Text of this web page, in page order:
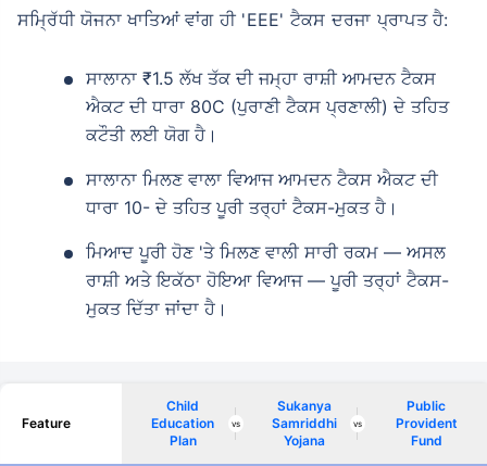
ਸਮ੍ਰਿੱਧੀ ਯੋਜਨਾ ਖਾਤਿਆਂ ਵਾਂਗ ਹੀ 'EEE' ਟੈਕਸ ਦਰਜਾ ਪ੍ਰਾਪਤ ਹੈ:
ਸਾਲਾਨਾ ₹1.5 ਲੱਖ ਤੱਕ ਦੀ ਜਮ੍ਹਾ ਰਾਸ਼ੀ ਆਮਦਨ ਟੈਕਸ
ਐਕਟ ਦੀ ਧਾਰਾ 80C (ਪੁਰਾਣੀ ਟੈਕਸ ਪ੍ਰਣਾਲੀ) ਦੇ ਤਹਿਤ
ਕਟੌਤੀ ਲਈ ਯੋਗ ਹੈ।
ਸਾਲਾਨਾ ਮਿਲਣ ਵਾਲਾ ਵਿਆਜ ਆਮਦਨ ਟੈਕਸ ਐਕਟ ਦੀ
ਧਾਰਾ 10- ਦੇ ਤਹਿਤ ਪੂਰੀ ਤਰ੍ਹਾਂ ਟੈਕਸ-ਮੁਕਤ ਹੈ।
ਮਿਆਦ ਪੂਰੀ ਹੋਣ 'ਤੇ ਮਿਲਣ ਵਾਲੀ ਸਾਰੀ ਰਕਮ — ਅਸਲ
ਰਾਸ਼ੀ ਅਤੇ ਇਕੱਠਾ ਹੋਇਆ ਵਿਆਜ — ਪੂਰੀ ਤਰ੍ਹਾਂ ਟੈਕਸ-
ਮੁਕਤ ਦਿੱਤਾ ਜਾਂਦਾ ਹੈ।
Feature
Child
Education
Plan
vs
Sukanya
Samriddhi
Yojana
vs
Public
Provident
Fund